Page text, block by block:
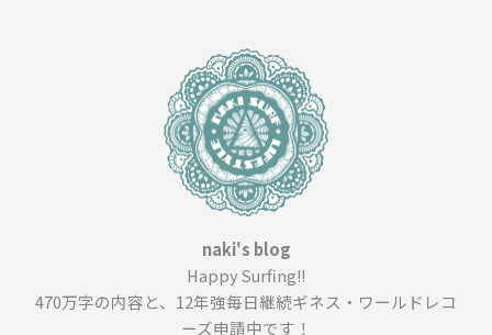
naki's blog
Happy Surfing!!
470万字の内容と、12年強毎日継続ギネス・ワールドレコ
ーズ申請中です！